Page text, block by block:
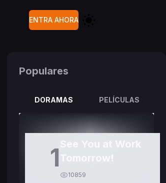
ENTRA AHORA
Populares
DORAMAS PELÍCULAS
1
10859